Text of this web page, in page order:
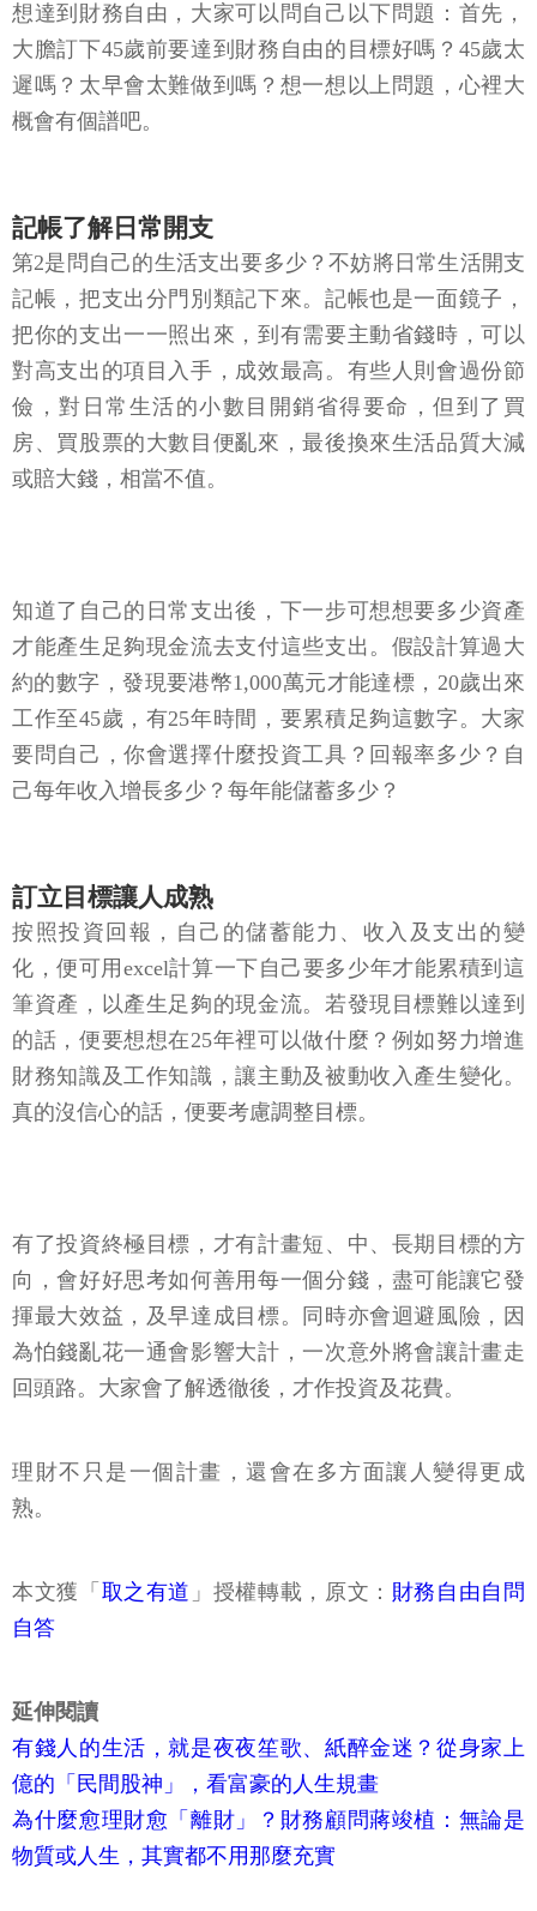
想達到財務自由，大家可以問自己以下問題：首先，
大膽訂下45歲前要達到財務自由的目標好嗎？45歲太
遲嗎？太早會太難做到嗎？想一想以上問題，心裡大
概會有個譜吧。
記帳了解日常開支
第2是問自己的生活支出要多少？不妨將日常生活開支
記帳，把支出分門別類記下來。記帳也是一面鏡子，
把你的支出一一照出來，到有需要主動省錢時，可以
對高支出的項目入手，成效最高。有些人則會過份節
儉，對日常生活的小數目開銷省得要命，但到了買
房、買股票的大數目便亂來，最後換來生活品質大減
或賠大錢，相當不值。
知道了自己的日常支出後，下一步可想想要多少資產
才能產生足夠現金流去支付這些支出。假設計算過大
約的數字，發現要港幣1,000萬元才能達標，20歲出來
工作至45歲，有25年時間，要累積足夠這數字。大家
要問自己，你會選擇什麼投資工具？回報率多少？自
己每年收入增長多少？每年能儲蓄多少？
訂立目標讓人成熟
按照投資回報，自己的儲蓄能力、收入及支出的變
化，便可用excel計算一下自己要多少年才能累積到這
筆資產，以產生足夠的現金流。若發現目標難以達到
的話，便要想想在25年裡可以做什麼？例如努力增進
財務知識及工作知識，讓主動及被動收入產生變化。
真的沒信心的話，便要考慮調整目標。
有了投資終極目標，才有計畫短、中、長期目標的方
向，會好好思考如何善用每一個分錢，盡可能讓它發
揮最大效益，及早達成目標。同時亦會迴避風險，因
為怕錢亂花一通會影響大計，一次意外將會讓計畫走
回頭路。大家會了解透徹後，才作投資及花費。
理財不只是一個計畫，還會在多方面讓人變得更成
熟。
本文獲「 取之有道 」授權轉載，原文： 財務自由自問
自答
延伸閱讀
有錢人的生活，就是夜夜笙歌、紙醉金迷？從身家上
億的「民間股神」，看富豪的人生規畫
為什麼愈理財愈「離財」？財務顧問蔣竣植：無論是
物質或人生，其實都不用那麼充實